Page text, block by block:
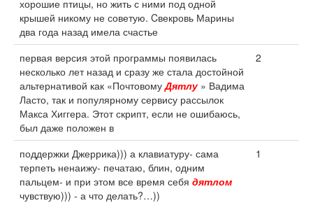
хорошие птицы, но жить с ними под одной
крышей никому не советую. Cвекровь Марины
два года назад имела счастье
первая версия этой программы появилась
несколько лет назад и сразу же стала достойной
альтернативой как «ПочтовомуДятлу» Вадима
Ласто, так и популярному сервису рассылок
Макса Хиггера. Этот скрипт, если не ошибаюсь,
был даже положен в
2
поддержки Джеррика))) а клавиатуру- сама
терпеть ненаижу- печатаю, блин, одним
пальцем- и при этом все время себя дятлом
чувствую))) - а что делать?…))
1